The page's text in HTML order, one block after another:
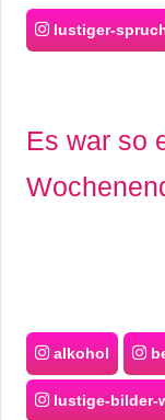
lustiger-
Es war so
alkohol
lustige-bilder-